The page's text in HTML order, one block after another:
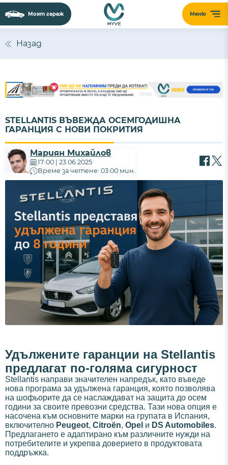
Меню
Моят гараж
Назад
STELLANTIS ВЪВЕЖДА ОСЕМГОДИШНА
ГАРАНЦИЯ С НОВИ ПОКРИТИЯ
Мариян Михайлов
17:00 | 23.06.2025
Време за четене: 03:00 мин.
Удължените гаранции на Stellantis
предлагат по-голяма сигурност
Stellantis направи значителен напредък, като въведе
нова програма за удължена гаранция, която позволява
на шофьорите да се наслаждават на защита до осем
години за своите превозни средства. Тази нова опция е
насочена към основните марки на групата в Испания,
включително Peugeot, Citroën, Opel и DS Automobiles.
Предлагането е адаптирано към различните нужди на
потребителите и укрепва доверието в продуктовата
поддръжка.